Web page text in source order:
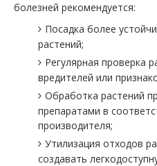
болезней рекомендуется:
Посадка более
растений;
Регулярная проверка
вредителей или
Обработка растений
препаратами в
производителя;
Утилизация отходов
создавать